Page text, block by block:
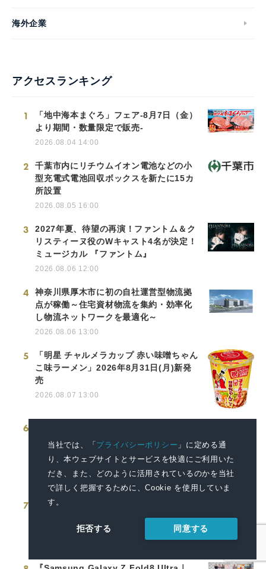
当社では、「プライバシーポリシー 」に定める通
り、本ウェブサイトとサービスを快適にご利用いた
だき、また、どのように活用されているのかを当社
で詳しく把握するために、Cookie を使用していま
す。
拒否する 同意する
海外企業
アクセスランキング
1
「地中海本まぐろ」フェア-8月7日（金）
より期間・数量限定で販売-
2026.08.04 14:00
2
千葉市内にリチウムイオン電池などの小
型充電式電池回収ボックスを新たに15カ
所設置
2026.08.05 16:00
3
2027年夏、待望の再演！ファントム＆ク
リスティーヌ役のWキャスト4名が決定！
ミュージカル 『ファントム』
2026.08.06 12:00
4
神奈川県厚木市に初の自社運営型物流拠
点が稼働～住宅資材物流を集約・効率化
し物流ネットワークを最適化～
2026.08.06 13:00
5
「明星 チャルメラカップ 赤い味噌ちゃん
こ味ラーメン」2026年8月31日(月)新発
売
2026.08.07 13:00
6
年記念祝賀会 「DJ盆踊り」を開催します
2026.08.04 15:25
7
｢明星 一平ちゃん夜店の焼そば 袋 からし
マヨ付 5食パック｣新TV-CM『袋めんを作
る男篇』8月7日(金)全国放映